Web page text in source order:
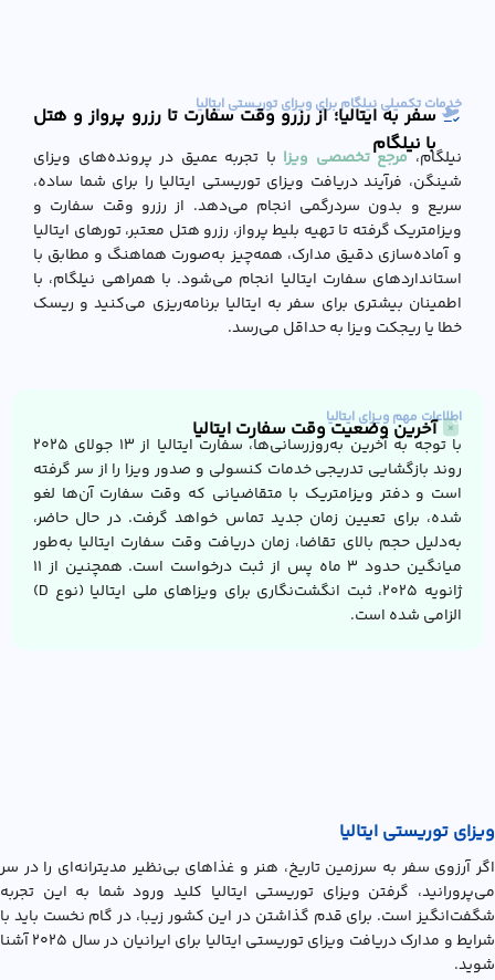
خدمات تکمیلی نیلگام برای ویزای توریستی ایتالیا
سفر به ایتالیا؛ از رزرو وقت سفارت تا رزرو پرواز و هتل
با نیلگامنیلگام،مرجع تخصصی ویزا با تجربه عمیق در پرونده‌های ویزای
شینگن، فرآیند دریافت ویزای توریستی ایتالیا را برای شما ساده،
سریع و بدون سردرگمی انجام می‌دهد. از رزرو وقت سفارت و
ویزامتریک گرفته تا تهیه بلیط پرواز، رزرو هتل معتبر، تورهای ایتالیا
و آماده‌سازی دقیق مدارک، همه‌چیز به‌صورت هماهنگ و مطابق با
استانداردهای سفارت ایتالیا انجام می‌شود. با همراهی نیلگام، با
اطمینان بیشتری برای سفر به ایتالیا برنامه‌ریزی می‌کنید و ریسک
خطا یا ریجکت ویزا به حداقل می‌رسد.
اطلاعات مهم ویزای ایتالیا
آخرین وضعیت وقت سفارت ایتالیا
با توجه به آخرین به‌روزرسانی‌ها، سفارت ایتالیا از ۱۳ جولای ۲۰۲۵
روند بازگشایی تدریجی خدمات کنسولی و صدور ویزا را از سر گرفته
است و دفتر ویزامتریک با متقاضیانی که وقت سفارت آن‌ها لغو
شده، برای تعیین زمان جدید تماس خواهد گرفت. در حال حاضر،
به‌دلیل حجم بالای تقاضا، زمان دریافت وقت سفارت ایتالیا به‌طور
میانگین حدود ۳ ماه پس از ثبت درخواست است. همچنین از ۱۱
ژانویه ۲۰۲۵، ثبت انگشت‌نگاری برای ویزاهای ملی ایتالیا (نوع D)
الزامی شده است.
ویزای توریستی ایتالیا
اگر آرزوی سفر به سرزمین تاریخ، هنر و غذاهای بی‌نظیر مدیترانه‌ای را در سر
می‌پرورانید، گرفتن ویزای توریستی ایتالیا کلید ورود شما به این تجربه
شگفت‌انگیز است. برای قدم گذاشتن در این کشور زیبا، در گام نخست باید با
شرایط و مدارک دریافت ويزاي توريستي ايتاليا برای ایرانیان در سال ۲۰۲۵ آشنا
شوید.